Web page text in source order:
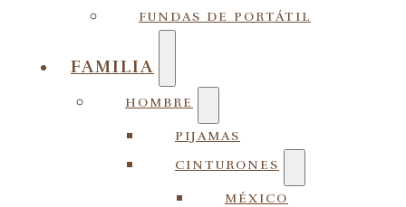
FUNDAS DE PORTÁTIL
FAMILIA
HOMBRE
PIJAMAS
CINTURONES
MÉXICO